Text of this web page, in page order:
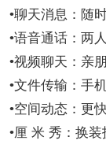
•聊天消息：随
•语音通话：两
•视频聊天：亲
•文件传输：手
•空间动态：更
•厘 米 秀：换